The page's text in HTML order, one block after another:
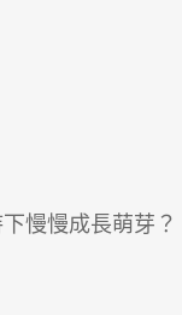
慢慢成長萌芽？